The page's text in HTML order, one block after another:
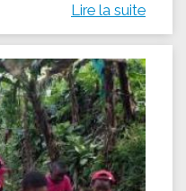
Lire la suite